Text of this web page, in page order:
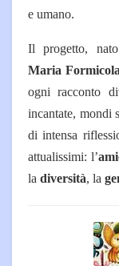
e umano.
Il progetto, nato
Maria Formicola
ogni racconto
incantate, mondi
di intensa
attualissimi: l’
la diversità, la